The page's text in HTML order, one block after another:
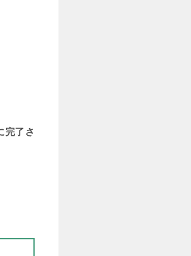
完了さ